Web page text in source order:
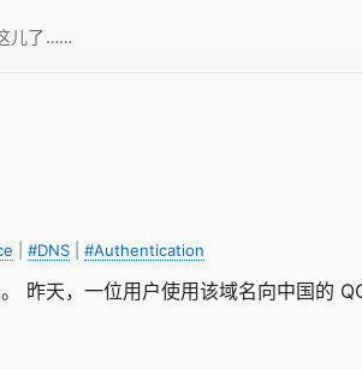
儿了……
#DNS #Authentication
昨天，一位用户使用该域名向中国的